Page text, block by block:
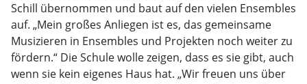
Schill übernommen und baut auf den vielen Ensembles
auf. „Mein großes Anliegen ist es, das gemeinsame
Musizieren in Ensembles und Projekten noch weiter zu
fördern.“ Die Schule wolle zeigen, dass es sie gibt, auch
wenn sie kein eigenes Haus hat. „Wir freuen uns über